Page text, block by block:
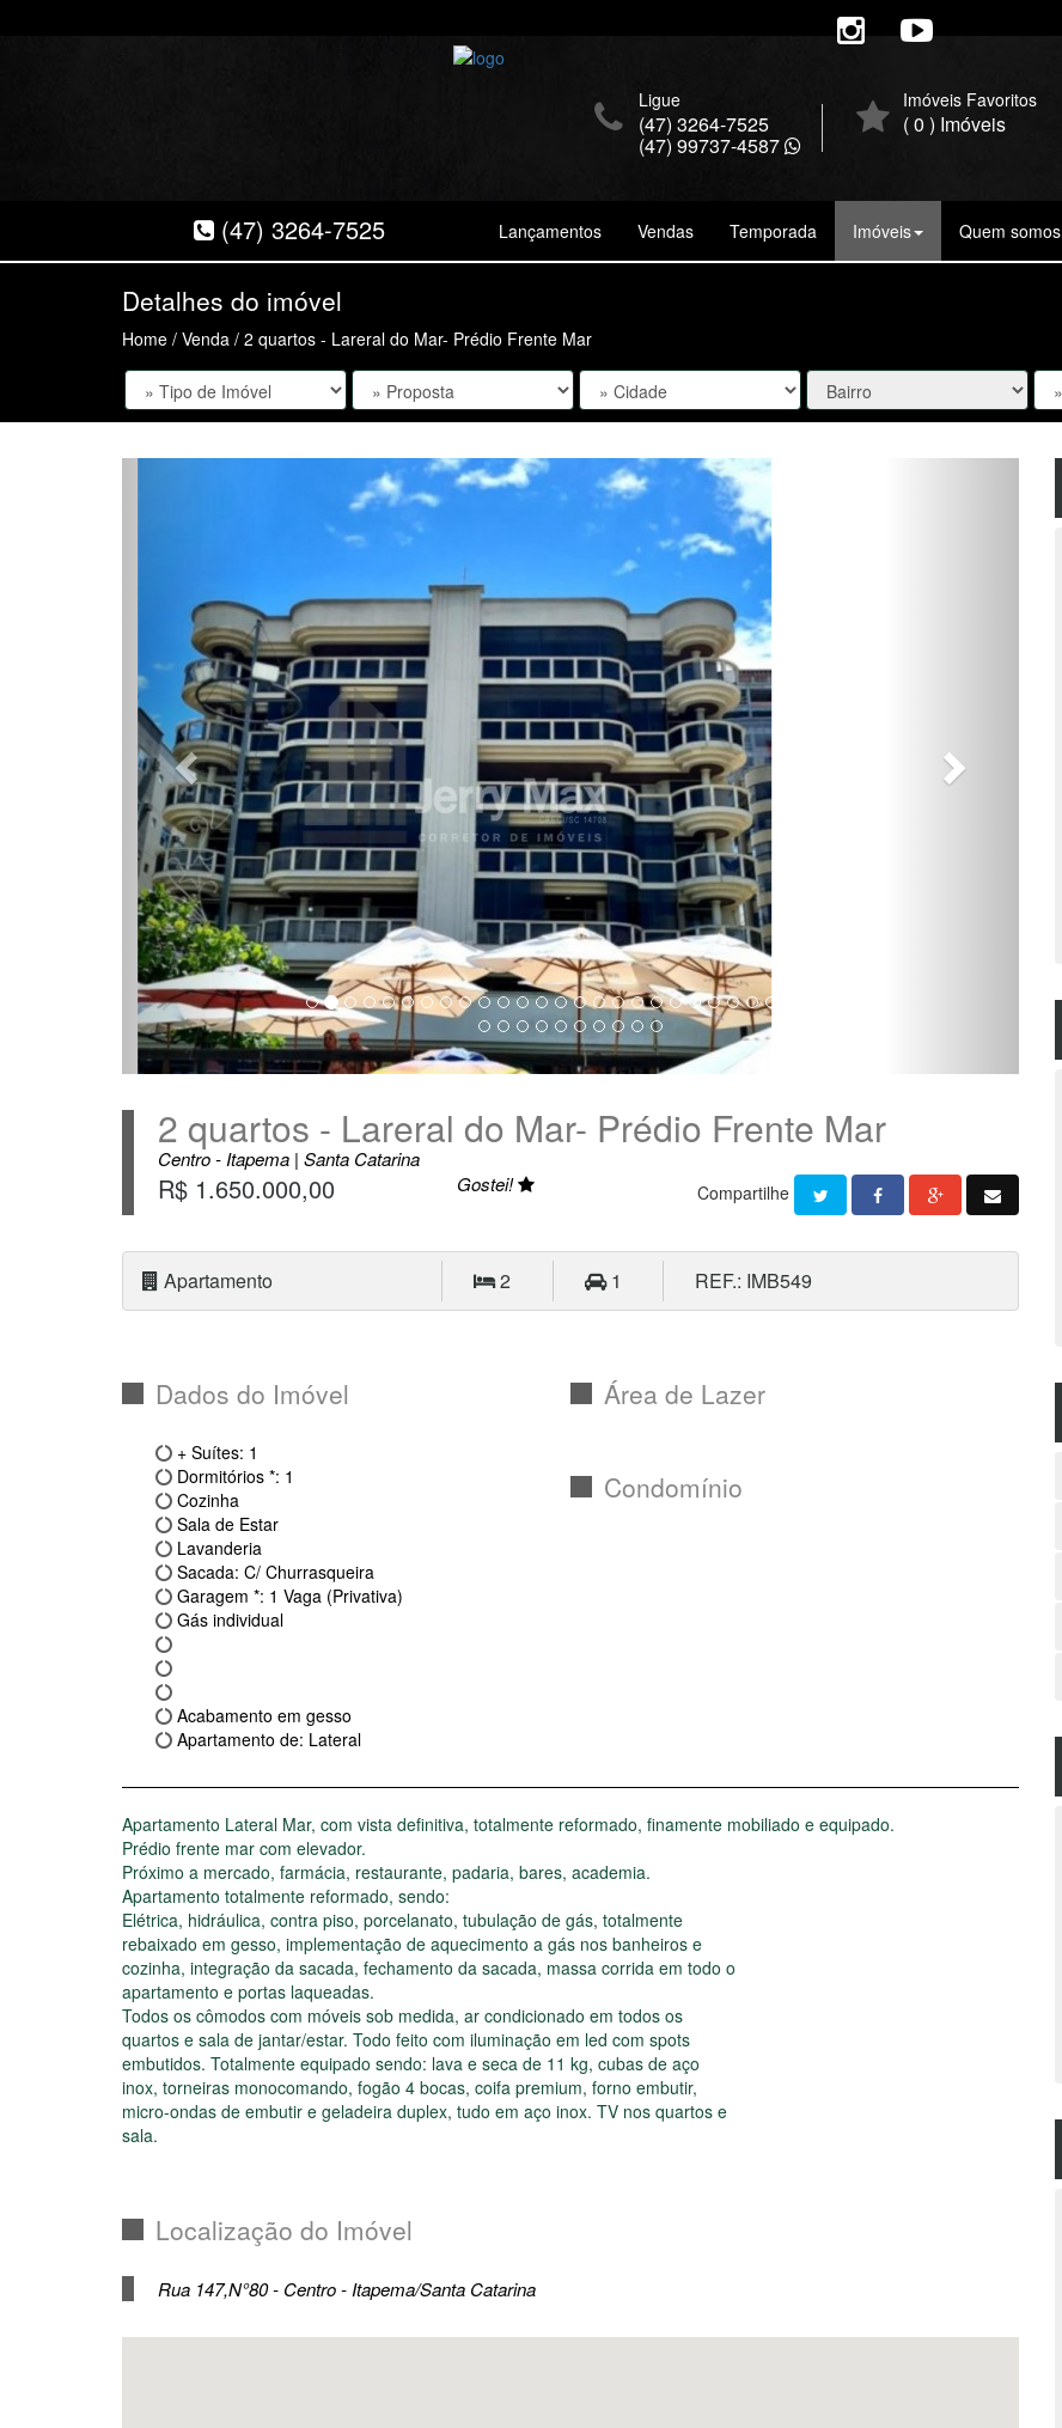
Ligue
(47) 3264-7525
(47) 99737-4587
Imóveis Favoritos
(0 ) Imóveis
(47) 3264-7525 Lançamentos Vendas Temporada Imóveis Quem somos
Detalhes do imóvel
Home / Venda / 2 quartos - Lareral do Mar- Prédio Frente Mar
2 quartos - Lareral do Mar- Prédio Frente Mar
Centro - Itapema | Santa Catarina
R$ 1.650.000,00 Gostei! Compartilhe
Apartamento 2 1 REF.: IMB549
Dados do Imóvel
+ Suítes: 1
Dormitórios *: 1
Cozinha
Sala de Estar
Lavanderia
Sacada: C/ Churrasqueira
Garagem *: 1 Vaga (Privativa)
Gás individual
Acabamento em gesso
Apartamento de: Lateral
Área de Lazer
Condomínio
Apartamento Lateral Mar, com vista definitiva, totalmente reformado, finamente mobiliado e equipado.
Prédio frente mar com elevador.
Próximo a mercado, farmácia, restaurante, padaria, bares, academia.
Apartamento totalmente reformado, sendo:
Elétrica, hidráulica, contra piso, porcelanato, tubulação de gás, totalmente
rebaixado em gesso, implementação de aquecimento a gás nos banheiros e
cozinha, integração da sacada, fechamento da sacada, massa corrida em todo o
apartamento e portas laqueadas.
Todos os cômodos com móveis sob medida, ar condicionado em todos os
quartos e sala de jantar/estar. Todo feito com iluminação em led com spots
embutidos. Totalmente equipado sendo: lava e seca de 11 kg, cubas de aço
inox, torneiras monocomando, fogão 4 bocas, coifa premium, forno embutir,
micro-ondas de embutir e geladeira duplex, tudo em aço inox. TV nos quartos e
sala.
Localização do Imóvel
Rua 147,N°80 - Centro - Itapema/Santa Catarina